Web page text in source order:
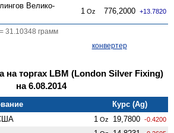
Велико­
1 Oz 776,2000 +13.7820
31.10348 грамм
конвертер
на торгах LBM (London Silver Fixing)
на 6.08.2014
Курс (Ag)
1 Oz 19,7800 -0.4200